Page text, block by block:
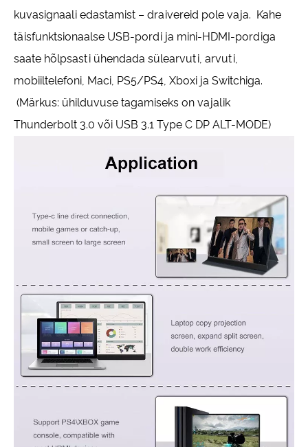
kuvasignaali edastamist – draivereid pole vaja. Kahe
täisfunktsionaalse USB-pordi ja mini-HDMI-pordiga
saate hõlpsasti ühendada sülearvuti, arvuti,
mobiiltelefoni, Maci, PS5/PS4, Xboxi ja Switchiga.
(Märkus: ühilduvuse tagamiseks on vajalik
Thunderbolt 3.0 või USB 3.1 Type C DP ALT-MODE)